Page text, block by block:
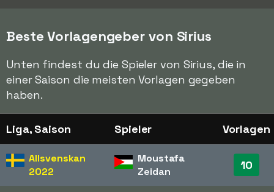
Beste Vorlagengeber von Sirius
Unten findest du die Spieler von Sirius, die in
einer Saison die meisten Vorlagen gegeben
haben.
Liga, Saison Spieler Vorlagen
Allsvenskan
2022
Moustafa
Zeidan
10